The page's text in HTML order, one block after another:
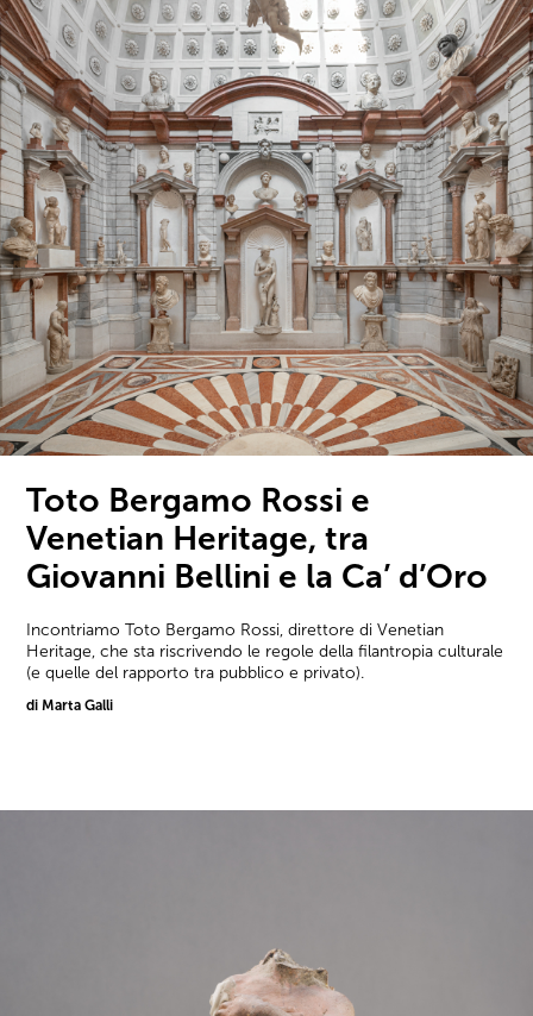
Toto Bergamo Rossi e
Venetian Heritage, tra
Giovanni Bellini e la Ca’ d’Oro
Incontriamo Toto Bergamo Rossi, direttore di Venetian
Heritage, che sta riscrivendo le regole della filantropia culturale
(e quelle del rapporto tra pubblico e privato).
di Marta Galli